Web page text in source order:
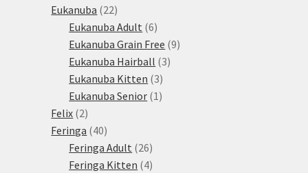
Eukanuba 2222
produktů
Eukanuba Adult 66
produktů
Eukanuba Grain Free 99
Eukanuba Hairball 33
Eukanuba Kitten 33
produkty
Eukanuba Senior 1 1
Felix 22
produkty
Feringa 4040
produktů
Feringa Adult 2626
produktů
Feringa Kitten 44